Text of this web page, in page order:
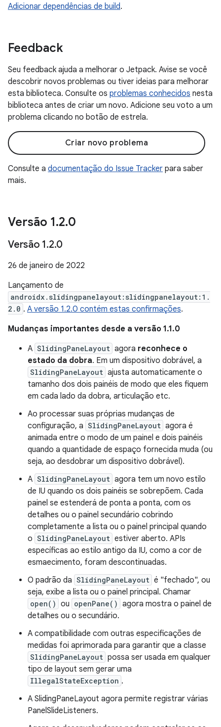
Adicionar dependências de build.
Feedback
Seu feedback ajuda a melhorar o Jetpack. Avise se você
descobrir novos problemas ou tiver ideias para melhorar
esta biblioteca. Consulte os problemas conhecidos nesta
biblioteca antes de criar um novo. Adicione seu voto a um
problema clicando no botão de estrela.
Criar novo problema
Consulte a documentação do Issue Tracker para saber
mais.
Versão 1.2.0
Versão 1.2.0
26 de janeiro de 2022
Lançamento de
androidx.slidingpanelayout:slidingpanelayout:1.
2.0 . A versão 1.2.0 contém estas confirmações.
Mudanças importantes desde a versão 1.1.0
A SlidingPaneLayout agora reconhece o
estado da dobra. Em um dispositivo dobrável, a
SlidingPaneLayout ajusta automaticamente o
tamanho dos dois painéis de modo que eles fiquem
em cada lado da dobra, articulação etc.
Ao processar suas próprias mudanças de
configuração, a SlidingPaneLayout agora é
animada entre o modo de um painel e dois painéis
quando a quantidade de espaço fornecida muda (ou
seja, ao desdobrar um dispositivo dobrável).
A SlidingPaneLayout agora tem um novo estilo
de IU quando os dois painéis se sobrepõem. Cada
painel se estenderá de ponta a ponta, com os
detalhes ou o painel secundário cobrindo
completamente a lista ou o painel principal quando
o SlidingPaneLayout estiver aberto. APIs
específicas ao estilo antigo da IU, como a cor de
esmaecimento, foram descontinuadas.
O padrão da SlidingPaneLayout é "fechado", ou
seja, exibe a lista ou o painel principal. Chamar
open() ou openPane() agora mostra o painel de
detalhes ou o secundário.
A compatibilidade com outras especificações de
medidas foi aprimorada para garantir que a classe
SlidingPaneLayout possa ser usada em qualquer
tipo de layout sem gerar uma
IllegalStateException .
A SlidingPaneLayout agora permite registrar várias
PanelSlideListeners.